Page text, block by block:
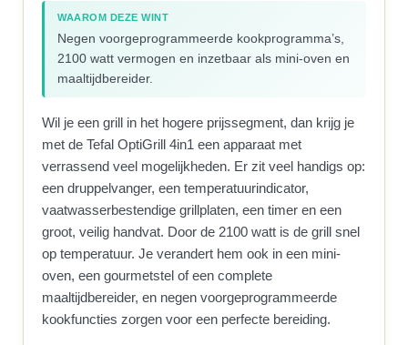
WAAROM DEZE WINT
Negen voorgeprogrammeerde kookprogramma’s,
2100 watt vermogen en inzetbaar als mini-oven en
maaltijdbereider.
Wil je een grill in het hogere prijssegment, dan krijg je
met de Tefal OptiGrill 4in1 een apparaat met
verrassend veel mogelijkheden. Er zit veel handigs op:
een druppelvanger, een temperatuurindicator,
vaatwasserbestendige grillplaten, een timer en een
groot, veilig handvat. Door de 2100 watt is de grill snel
op temperatuur. Je verandert hem ook in een mini-
oven, een gourmetstel of een complete
maaltijdbereider, en negen voorgeprogrammeerde
kookfuncties zorgen voor een perfecte bereiding.